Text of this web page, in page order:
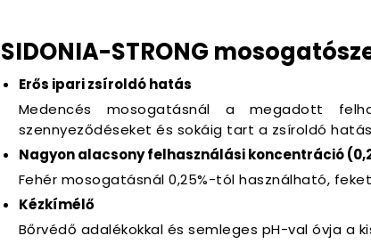
SIDONIA-STRONG
Erős ipari zsíroldó hatás
Medencés mosogatásnál a megadott
szennyeződéseket és sokáig tart a zsíroldó
Nagyon alacsony felhasználási koncentráció
Fehér mosogatásnál 0,25%-tól használható,
Kézkímélő
Bőrvédő adalékokkal és semleges pH-val óvja